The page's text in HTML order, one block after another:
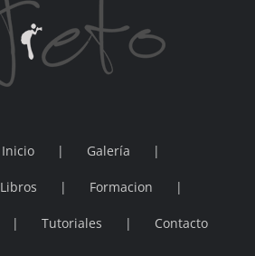
Inicio Galería
Libros Formacion
Tutoriales Contacto